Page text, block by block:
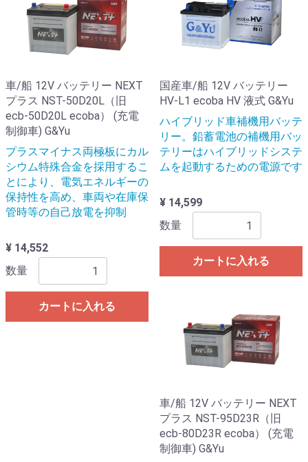
車/船 12V バッテリー NEXT
プラス NST-50D20L（旧
ecb-50D20L ecoba） (充電
制御車) G&Yu
プラスマイナス両極板にカル
シウム特殊合金を採用するこ
とにより、電気エネルギーの
保持性を高め、車両や在庫保
管時等の自己放電を抑制
¥ 14,552
数量
カートに入れる
国産車/船 12V バッテリー
HV-L1 ecoba HV 液式 G&Yu
ハイブリッド車補機用バッテ
リー。鉛蓄電池の補機用バッ
テリーはハイブリッドシステ
ムを起動するための電源です
¥ 14,599
数量
カートに入れる
車/船 12V バッテリー NEXT
プラス NST-95D23R（旧
ecb-80D23R ecoba） (充電
制御車) G&Yu